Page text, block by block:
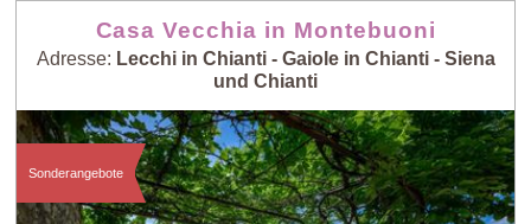
Casa Vecchia in Montebuoni
Adresse: Lecchi in Chianti - Gaiole in Chianti - Siena
und Chianti
Sonderangebote